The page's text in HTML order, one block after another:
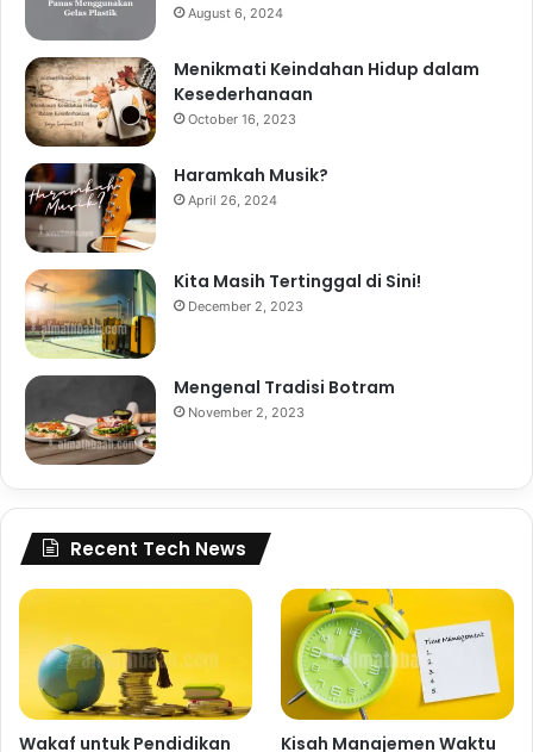
August 6, 2024
Menikmati Keindahan Hidup dalam
Kesederhanaan
October 16, 2023
Haramkah Musik?
April 26, 2024
Kita Masih Tertinggal di Sini!
December 2, 2023
Mengenal Tradisi Botram
November 2, 2023
Recent Tech News
Wakaf untuk Pendidikan
Kisah Manajemen Waktu